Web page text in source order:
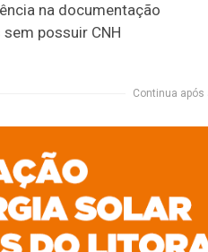
na documentação
possuir CNH
Continua após